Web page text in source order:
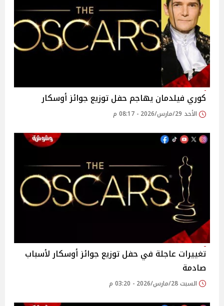
كوري فيلدمان يهاجم حفل توزيع جوائز أوسكار
الأحد 29/مارس/2026 - 08:17 م
تغييرات عاجلة في حفل توزيع جوائز أوسكار لأسباب
صادمة
السبت 28/مارس/2026 - 03:20 م